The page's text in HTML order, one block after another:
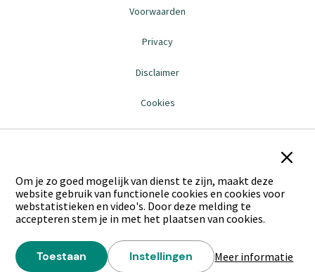
Om je zo goed mogelijk van dienst te zijn, maakt deze
website gebruik van functionele cookies en cookies voor
webstatistieken en video's. Door deze melding te
accepteren stem je in met het plaatsen van cookies.
Toestaan
van cookies van deze website
Instellingen
van de cookies van website
Meer informatie
Voorwaarden
Privacy
Disclaimer
Cookies